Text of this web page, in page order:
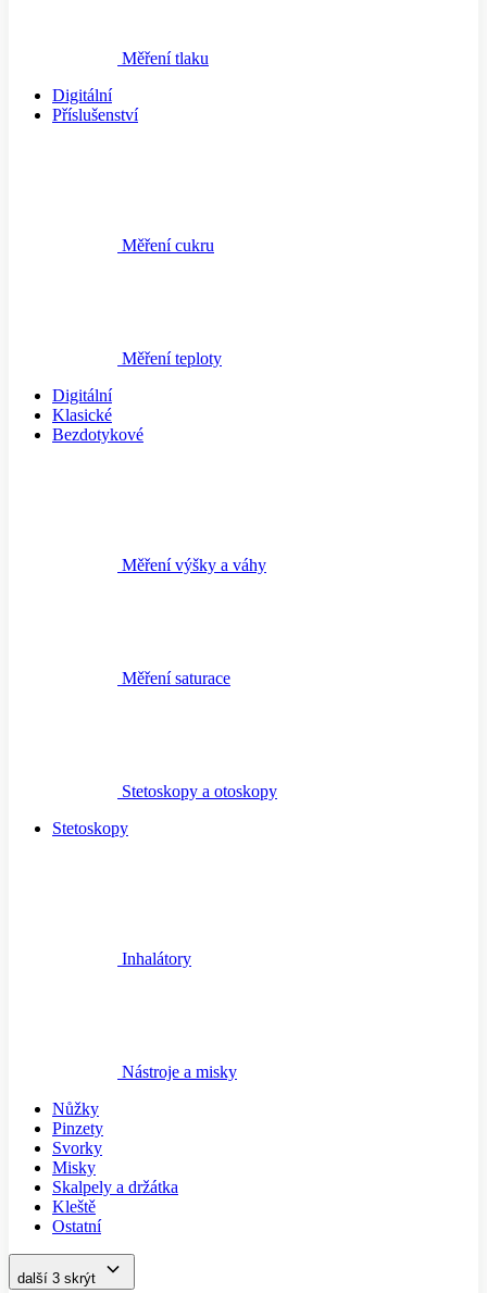
Měření tlaku
Digitální
Příslušenství
Měření cukru
Měření teploty
Digitální
Klasické
Bezdotykové
Měření výšky a váhy
Měření saturace
Stetoskopy a otoskopy
Stetoskopy
Inhalátory
Nástroje a misky
Nůžky
Pinzety
Svorky
Misky
Skalpely a držátka
Kleště
Ostatní
další 3 skrýt